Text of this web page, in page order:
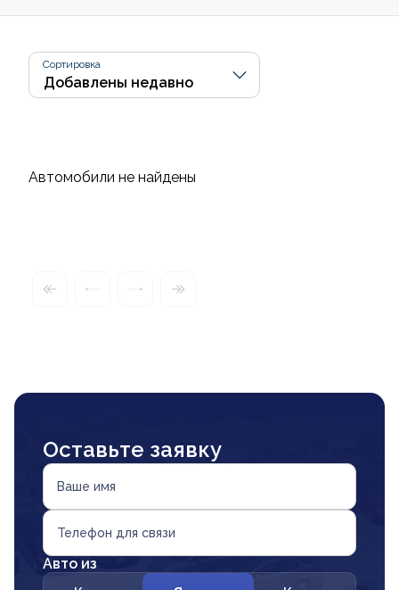
Сортировка
Автомобили не найдены
Оставьте заявку
Ваше имя
Телефон для связи
Авто из